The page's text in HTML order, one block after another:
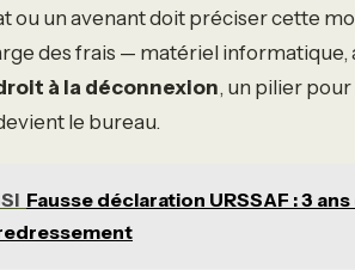
ou un avenant doit préciser cette
des frais — matériel
à la déconnexion, un pilier
le bureau.
Fausse déclaration URSSAF : 3